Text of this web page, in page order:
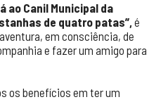
ao Canil Municipal da
de quatro patas”,é
em consciência, de
e fazer um amigo para
os benefícios em ter um